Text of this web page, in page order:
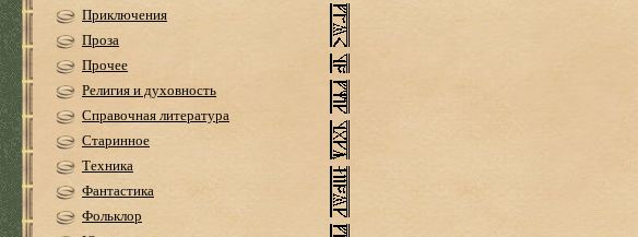
Приключения
Проза
Прочее
Религия и духовность
Справочная литература
Старинное
Техника
Фантастика
Фольклор